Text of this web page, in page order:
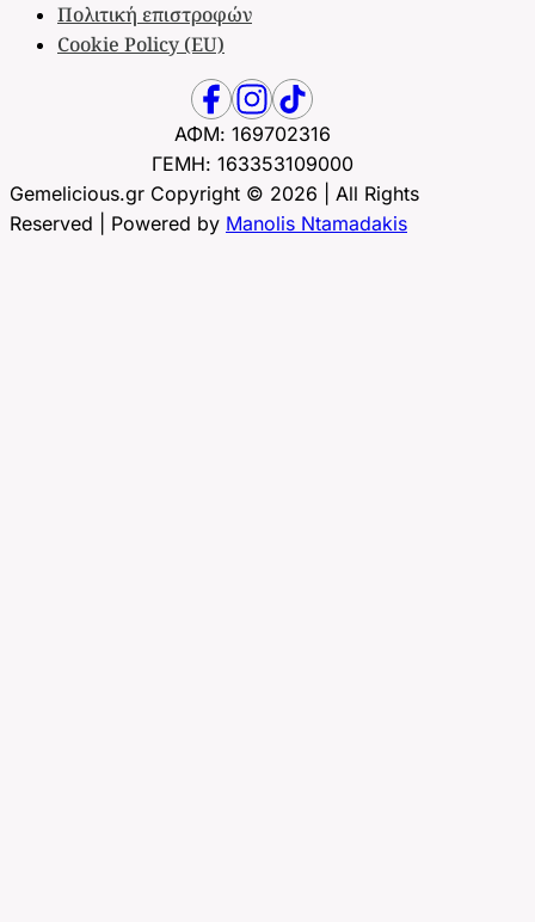
Πολιτική επιστροφών
Cookie Policy (EU)
ΑΦΜ: 169702316
ΓΕΜΗ: 163353109000
Gemelicious.gr Copyright © 2026 | All Rights
Reserved | Powered by Manolis Ntamadakis